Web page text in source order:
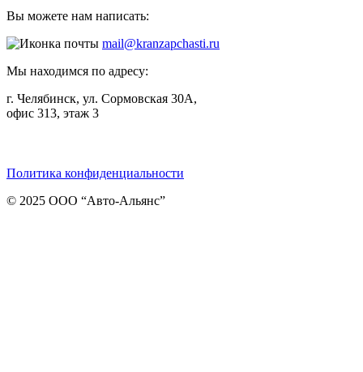
Вы можете нам написать:
mail@kranzapchasti.ru
Мы находимся по адресу:
г. Челябинск, ул. Сормовская 30А,
офис 313, этаж 3
Политика конфиденциальности
© 2025 ООО “Авто-Альянс”